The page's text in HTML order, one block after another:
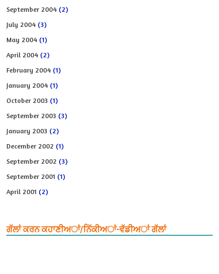
September 2004 (2)
July 2004 (3)
May 2004 (1)
April 2004 (2)
February 2004 (1)
January 2004 (1)
October 2003 (1)
September 2003 (3)
January 2003 (2)
December 2002 (1)
September 2002 (3)
September 2001 (1)
April 2001 (2)
ਗੱਲਾਂ ਕਰਨ ਕਹਾਣੀਅਾਂ/ਨਿੱਕੀਅਾਂ-ਵੱਡੀਅਾਂ ਗੱਲਾਂ